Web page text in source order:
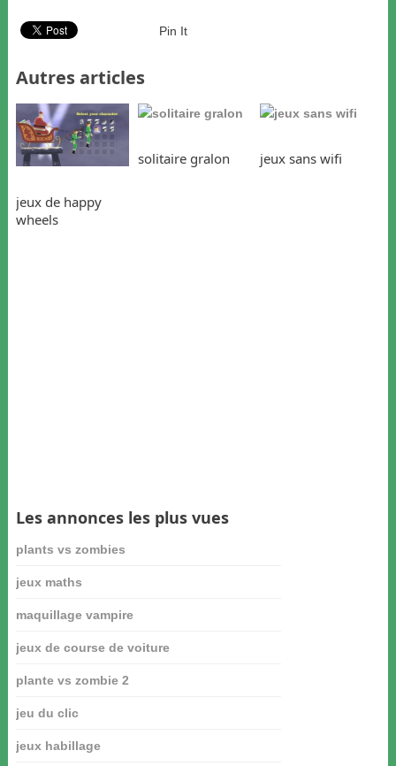
Pin It
Autres articles
jeux de happy
wheels
solitaire gralon jeux sans wifi
Les annonces les plus vues
plants vs zombies
jeux maths
maquillage vampire
jeux de course de voiture
plante vs zombie 2
jeu du clic
jeux habillage